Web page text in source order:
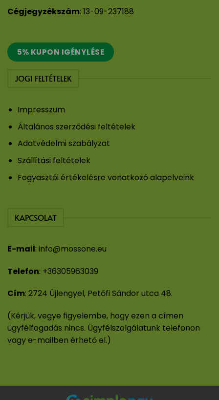
Cégjegyzékszám: 13-09-237188
5% KUPON IGÉNYLÉSE
JOGI FELTÉTELEK
Impresszum
Általános szerződési feltételek
Adatvédelmi szabályzat
Szállítási feltételek
Fogyasztói értékelésre vonatkozó alapelveink
KAPCSOLAT
E-mail: info@mossone.eu
Telefon: +36305963039
Cím: 2724 Újlengyel, Petőfi Sándor utca 48.
(Kérjük, vegye figyelembe, hogy ezen a címen
ügyfélfogadás nincs. Ügyfélszolgálatunk telefonon
vagy e-mailben érhető el.)